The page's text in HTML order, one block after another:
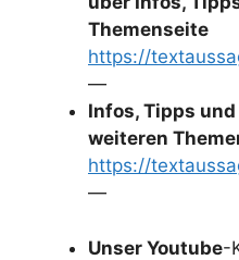
Themenseite
https://
—
Infos, Tipps
weiteren
https://
—
Unser Youtube-